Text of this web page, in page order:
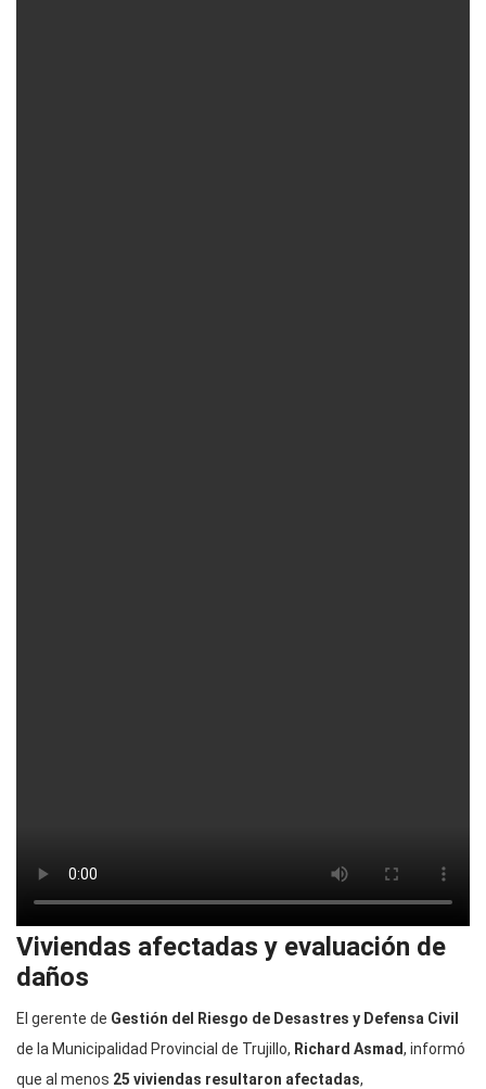
Viviendas afectadas y evaluación de
daños
El gerente de Gestión del Riesgo de Desastres y Defensa Civil
de la Municipalidad Provincial de Trujillo, Richard Asmad, informó
que al menos 25 viviendas resultaron afectadas,